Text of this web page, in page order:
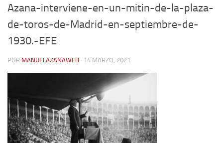
Contacto
Investigación previa de la represión en Talavera de la Reina (1937-
1947).
Informe Represión en Toledo 1936-1947 | Buscador
Azana-interviene-en-un-mitin-de-la-plaza-
de-toros-de-Madrid-en-septiembre-de-
1930.-EFE
POR MANUELAZANAWEB · 14 MARZO, 2021